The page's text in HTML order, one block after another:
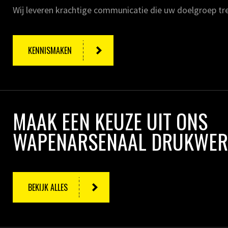
Wij leveren krachtige communicatie die uw doelgroep
KENNISMAKEN
MAAK EEN KEUZE UIT ONS
WAPENARSENAAL
BEKIJK ALLES